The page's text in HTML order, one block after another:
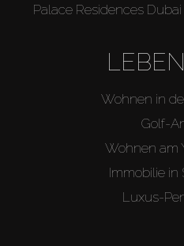
Palace Residences
Wohnen in
Golf-
Wohnen am
Immobilie in
Luxus-